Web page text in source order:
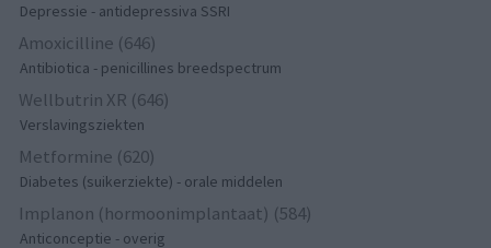
Depressie - antidepressiva SSRI
Amoxicilline (646)
Antibiotica - penicillines breedspectrum
Wellbutrin XR (646)
Verslavingsziekten
Metformine (620)
Diabetes (suikerziekte) - orale middelen
Implanon (hormoonimplantaat) (584)
Anticonceptie - overig